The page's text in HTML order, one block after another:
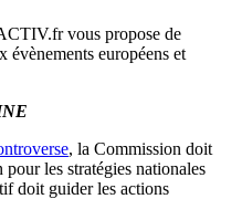
vous propose de
évènements européens et
, la Commission doit
les stratégies nationales
doit guider les actions